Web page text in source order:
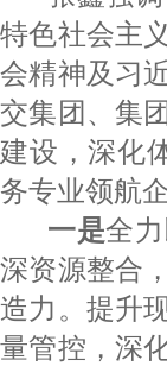
特色社会主
会精神及习
交集团、集
建设，深化
务专业领航
一是全
深资源整合
造力。提升
量管控，深